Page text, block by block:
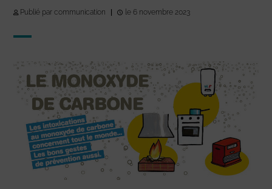
Publié par communication le 6 novembre 2023